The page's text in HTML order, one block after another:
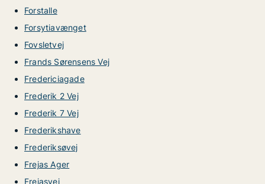
Forstalle
Forsytiavænget
Fovsletvej
Frands Sørensens Vej
Fredericiagade
Frederik 2 Vej
Frederik 7 Vej
Frederikshave
Frederiksøvej
Frejas Ager
Frejasvej